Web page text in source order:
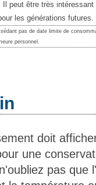
peut être très
les générations futures.
pas de date limite de
personnel.
doit
une
pas que